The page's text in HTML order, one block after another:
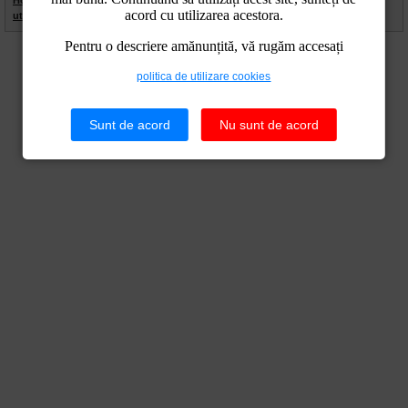
acord cu utilizarea acestora.
Pentru o descriere amănunțită, vă rugăm accesați
politica de utilizare cookies
Sunt de acord Nu sunt de acord
utilizare cookies
Politica de confidentialitate